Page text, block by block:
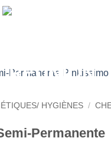
HYGIÈNES /
Permanente